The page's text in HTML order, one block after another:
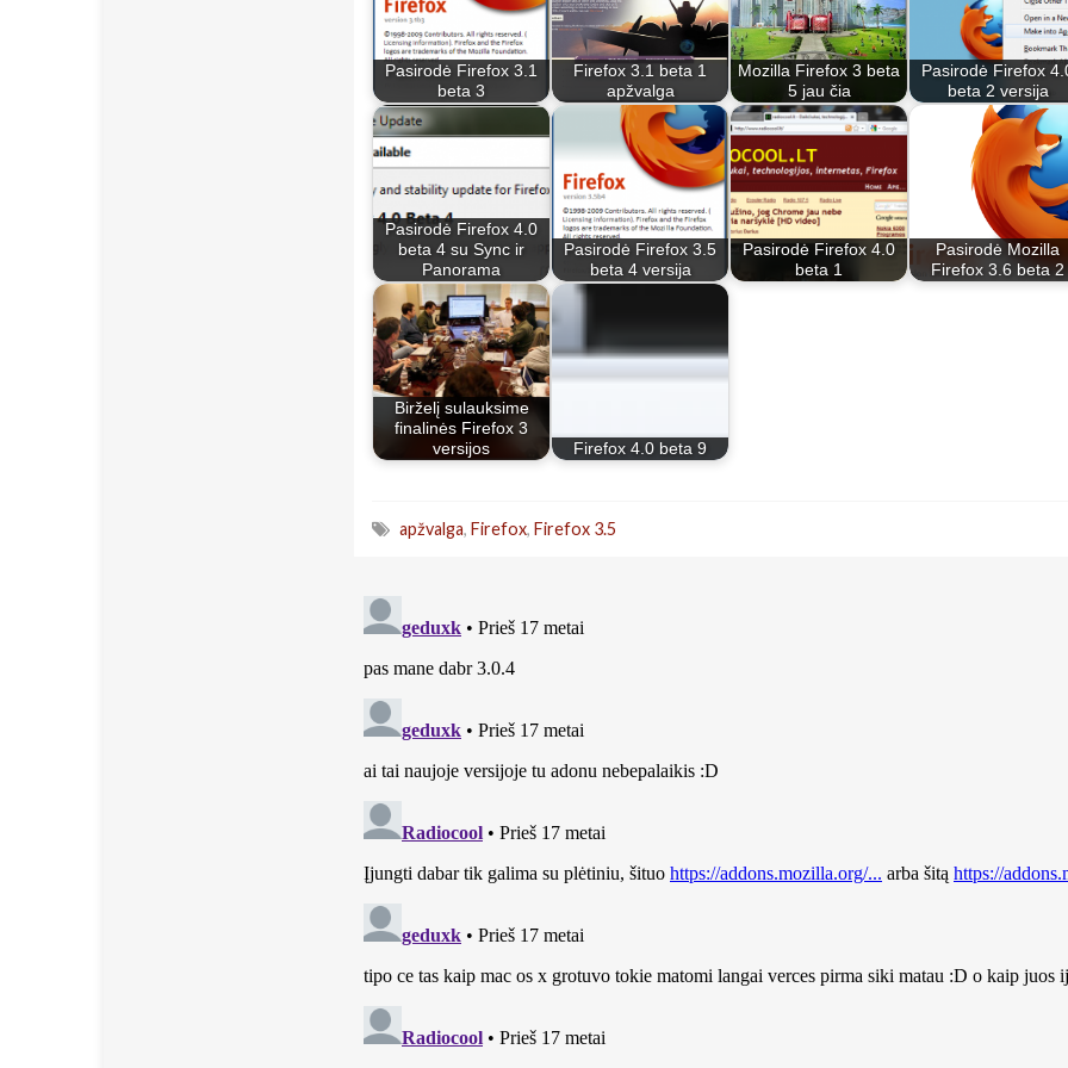
Pasirodė Firefox 3.1
beta 3
Firefox 3.1 beta 1
apžvalga
Mozilla Firefox 3 beta
5 jau čia
Pasirodė Firefox
beta 2 versija
Pasirodė Firefox 4.0
beta 4 su Sync ir
Panorama
Pasirodė Firefox 3.5
beta 4 versija
Pasirodė Firefox 4.0
beta 1
Pasirodė Mozilla
Firefox 3.6 beta 2
Birželį sulauksime
finalinės Firefox 3
versijos
Firefox 4.0 beta 9
apžvalga, Firefox, Firefox 3.5